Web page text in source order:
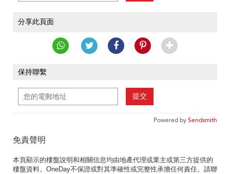
分享此頁面
保持聯繫
提交
Powered bySendsmith
免責聲明
本頁顯示的樓盤說明和相關信息均由地產代理或業主或第三方提供的
樓盤資料。OneDay不保證或對其準確性或完整性承擔任何責任。請聯